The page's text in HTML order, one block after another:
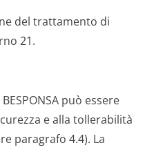
del trattamento di
21.
può essere
e alla tollerabilità
paragrafo 4.4). La